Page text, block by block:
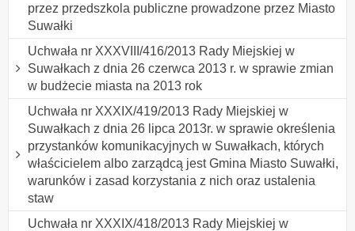
przez przedszkola publiczne prowadzone przez Miasto
Suwałki
Uchwała nr XXXVIII/416/2013 Rady Miejskiej w
Suwałkach z dnia 26 czerwca 2013 r. w sprawie zmian
w budżecie miasta na 2013 rok
Uchwała nr XXXIX/419/2013 Rady Miejskiej w
Suwałkach z dnia 26 lipca 2013r. w sprawie określenia
przystanków komunikacyjnych w Suwałkach, których
właścicielem albo zarządcą jest Gmina Miasto Suwałki,
warunków i zasad korzystania z nich oraz ustalenia
staw
Uchwała nr XXXIX/418/2013 Rady Miejskiej w